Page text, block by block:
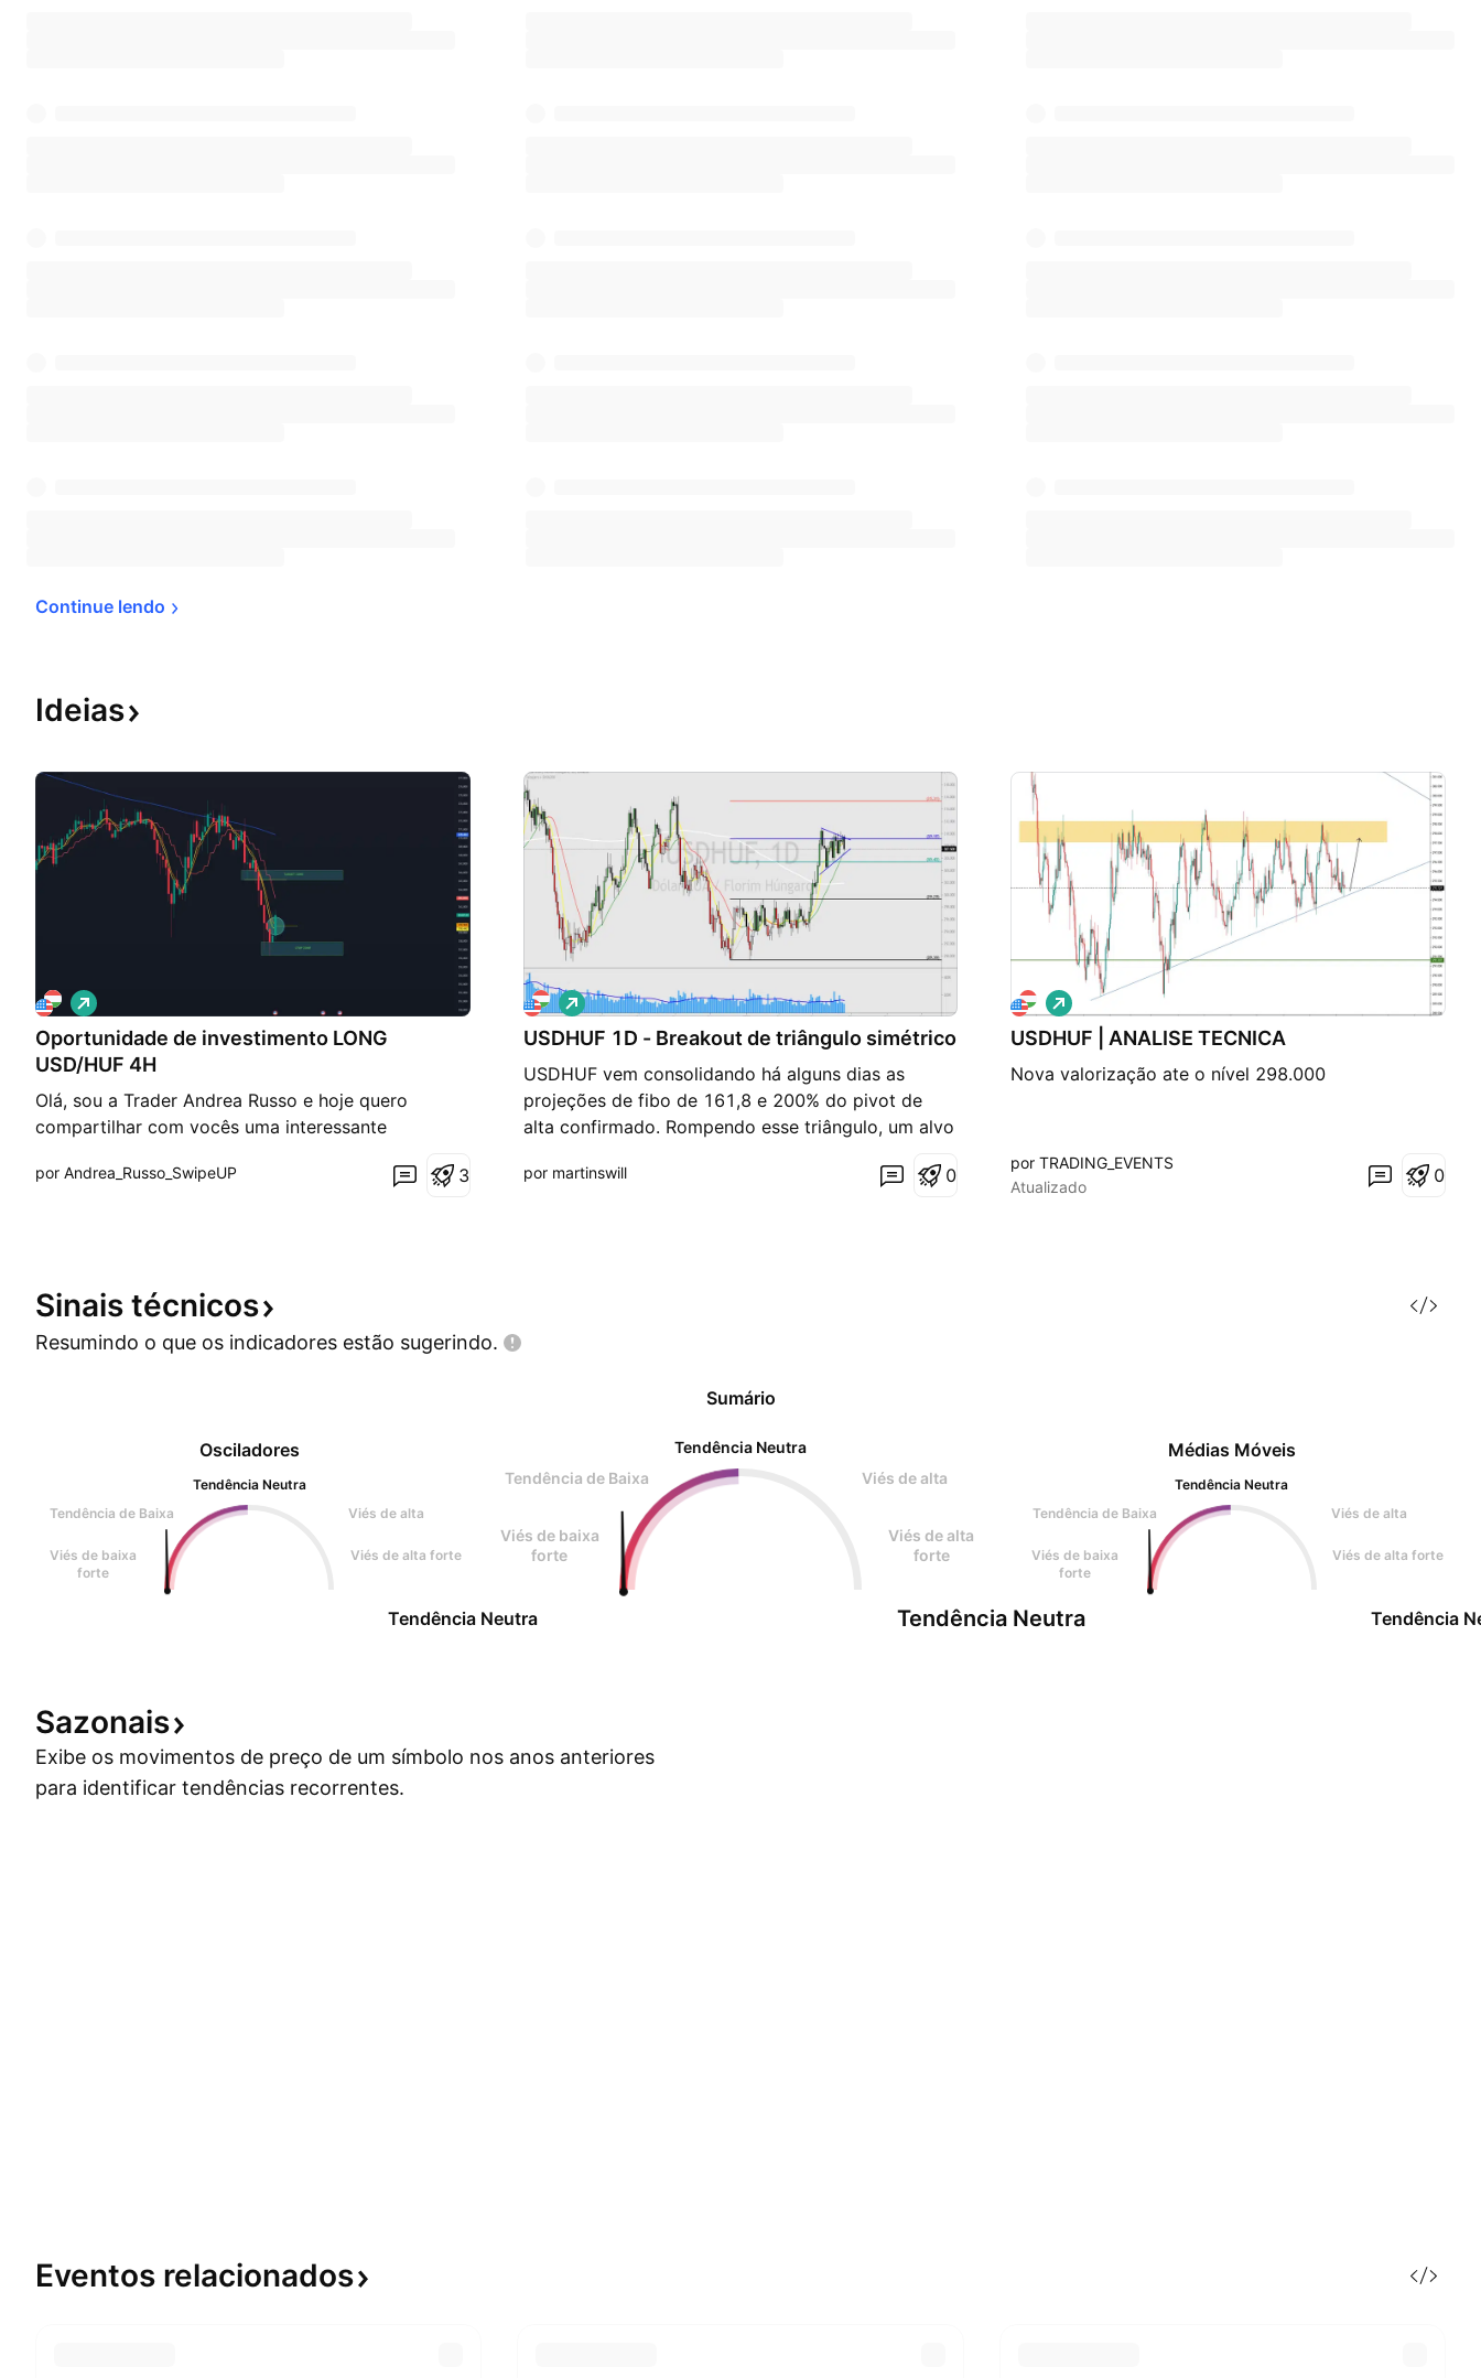
Continue lendo
Ideias
Oportunidade de investimento LONG
USD/HUF 4H
Olá, sou a Trader Andrea Russo e hoje quero
compartilhar com vocês uma interessante
Estamos em um gráfico de 4 horas (4H), e vários
V
i
é
s
d
a
l
a
por Andrea_Russo_SwipeUP 3
USDHUF 1D - Breakout de triângulo simétrico
USDHUF vem consolidando há alguns dias as
projeções de fibo de 161,8 e 200% do pivot de
alta confirmado. Rompendo esse triângulo, um alvo
(linha vermelha), que tem confluência com os topos
V
i
é
d
a
l
a
por martinswill 0
USDHUF | ANALISE TECNICA
Nova valorização ate o nível 298.000
V
i
é
d
a
por TRADING_EVENTS
Atualizado
0
Sinais técnicos
Resumindo o que os indicadores estão sugerindo.
Osciladores
Tendência Neutra
Tendência de Baixa
Viés de alta
Viés de baixa
forte
Viés de alta forte
Tendência Neutra
Sumário
Tendência Neutra
Tendência de Baixa
Viés de alta
Viés de baixa
forte
Viés de alta
forte
Tendência Neutra
Médias Móveis
Tendência Neutra
Tendência de Baixa
Viés de alta
Viés de baixa
forte
Viés de alta forte
Tendência
Sazonais
Exibe os movimentos de preço de um símbolo nos anos anteriores
para identificar tendências recorrentes.
Eventos relacionados